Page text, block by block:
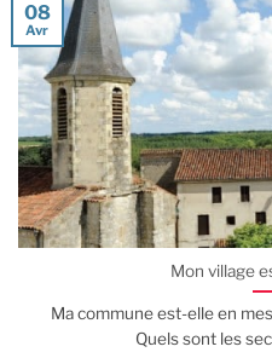
Mon village
Ma commune est-elle en
Quels sont les
08
Avr